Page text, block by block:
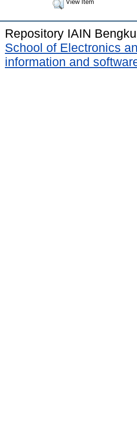
View Item
Repository IAIN
School of Electronics
information and